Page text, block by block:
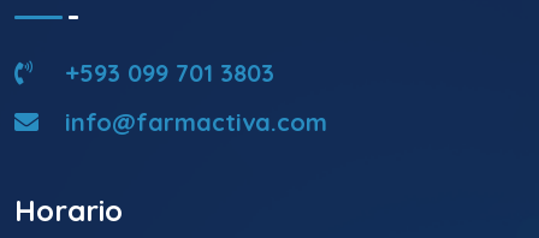
+593 099 701 3803
info@farmactiva.com
Horario